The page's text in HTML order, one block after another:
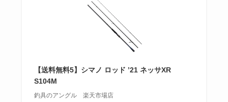
【送料無料5】シマノ ロッド ’21 ネッサXR
S104M
釣具のアングル 楽天市場店